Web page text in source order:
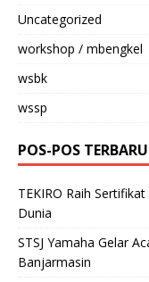
Uncategorized
workshop / mbengkel
wsbk
wssp
POS-POS TERBARU
TEKIRO Raih
Dunia
STSJ Yamaha Gelar
Banjarmasin